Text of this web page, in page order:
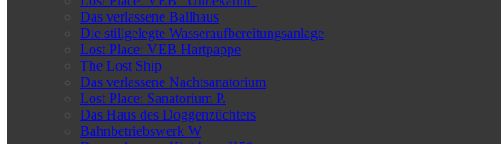
Das verlassene Ballhaus
Die stillgelegte Wasseraufbereitungsanlage
Lost Place: VEB Hartpappe
The Lost Ship
Das verlassene Nachtsanatorium
Lost Place: Sanatorium P.
Das Haus des Doggenzüchters
Bahnbetriebswerk W